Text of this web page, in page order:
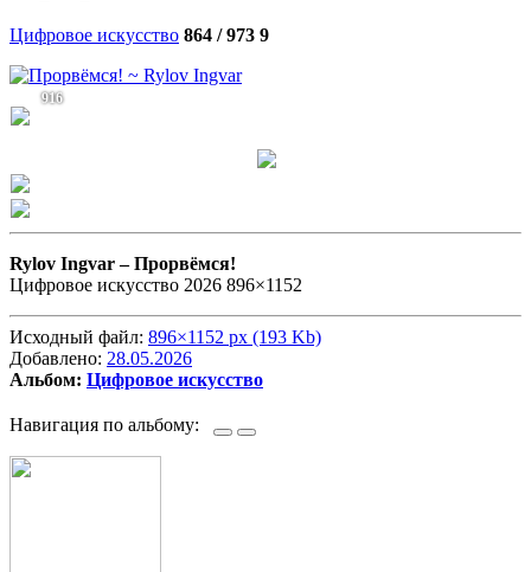
Цифровое искусство 864 / 973 9
916
Rylov Ingvar –Прорвёмся!
Цифровое искусство 2026 896×1152
Исходный файл: 896×1152 px (193 Kb)
Добавлено: 28.05.2026
Альбом: Цифровое искусство
Навигация по альбому: